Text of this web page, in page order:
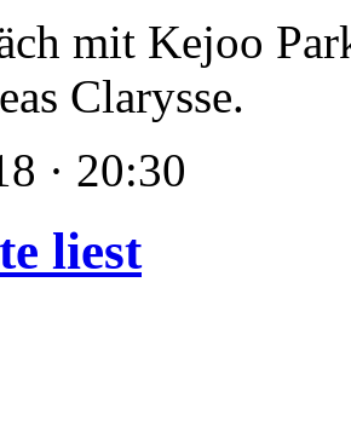
mit Kejoo
Clarysse.
· 20:30
liest